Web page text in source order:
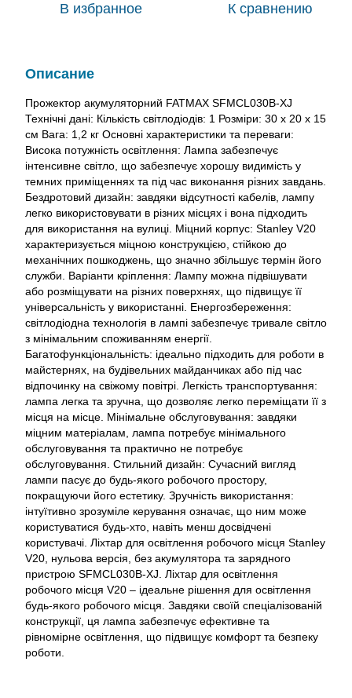
В избранное К сравнению
Описание
Прожектор акумуляторний FATMAX SFMCL030B-XJ
Технічні дані: Кількість світлодіодів: 1 Розміри: 30 x 20 x 15
см Вага: 1,2 кг Основні характеристики та переваги:
Висока потужність освітлення: Лампа забезпечує
інтенсивне світло, що забезпечує хорошу видимість у
темних приміщеннях та під час виконання різних завдань.
Бездротовий дизайн: завдяки відсутності кабелів, лампу
легко використовувати в різних місцях і вона підходить
для використання на вулиці. Міцний корпус: Stanley V20
характеризується міцною конструкцією, стійкою до
механічних пошкоджень, що значно збільшує термін його
служби. Варіанти кріплення: Лампу можна підвішувати
або розміщувати на різних поверхнях, що підвищує її
універсальність у використанні. Енергозбереження:
світлодіодна технологія в лампі забезпечує тривале світло
з мінімальним споживанням енергії.
Багатофункціональність: ідеально підходить для роботи в
майстернях, на будівельних майданчиках або під час
відпочинку на свіжому повітрі. Легкість транспортування:
лампа легка та зручна, що дозволяє легко переміщати її з
місця на місце. Мінімальне обслуговування: завдяки
міцним матеріалам, лампа потребує мінімального
обслуговування та практично не потребує
обслуговування. Стильний дизайн: Сучасний вигляд
лампи пасує до будь-якого робочого простору,
покращуючи його естетику. Зручність використання:
інтуїтивно зрозуміле керування означає, що ним може
користуватися будь-хто, навіть менш досвідчені
користувачі. Ліхтар для освітлення робочого місця Stanley
V20, нульова версія, без акумулятора та зарядного
пристрою SFMCL030B-XJ. Ліхтар для освітлення
робочого місця V20 – ідеальне рішення для освітлення
будь-якого робочого місця. Завдяки своїй спеціалізованій
конструкції, ця лампа забезпечує ефективне та
рівномірне освітлення, що підвищує комфорт та безпеку
роботи.